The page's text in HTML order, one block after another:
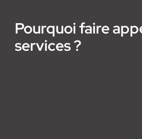
Pourquoi faire
services ?